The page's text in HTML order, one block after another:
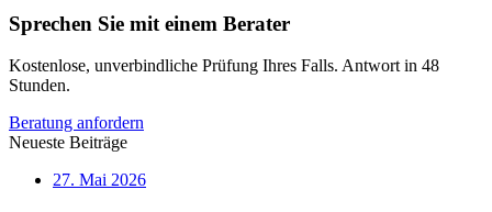
Sprechen Sie mit einem Berater
Kostenlose, unverbindliche Prüfung Ihres Falls. Antwort in 48
Stunden.
Beratung anfordern
Neueste Beiträge
27. Mai 2026